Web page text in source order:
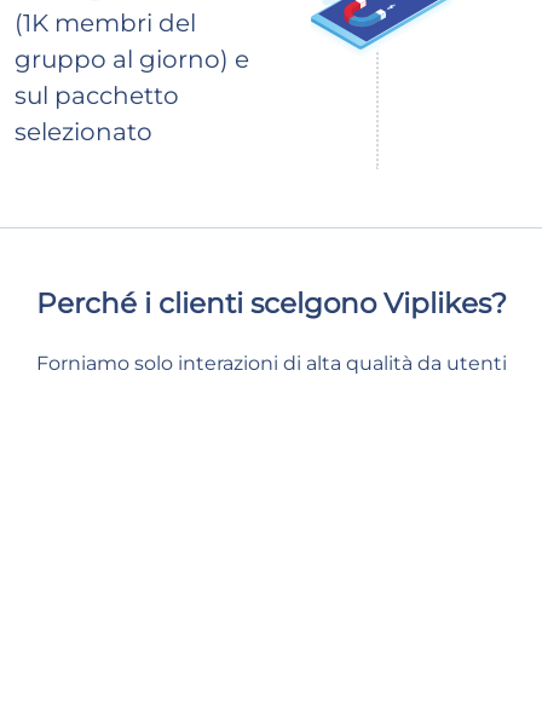
(1K membri del
gruppo al giorno) e
sul pacchetto
selezionato
Perché i clienti scelgono Viplikes?
Forniamo solo interazioni di alta qualità da utenti